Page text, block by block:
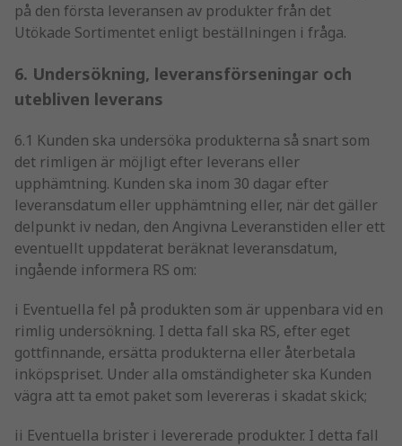
på den första leveransen av produkter från det
Utökade Sortimentet enligt beställningen i fråga.
6. Undersökning, leveransförseningar och
utebliven leverans
6.1 Kunden ska undersöka produkterna så snart som
det rimligen är möjligt efter leverans eller
upphämtning. Kunden ska inom 30 dagar efter
leveransdatum eller upphämtning eller, när det gäller
delpunkt iv nedan, den Angivna Leveranstiden eller ett
eventuellt uppdaterat beräknat leveransdatum,
ingående informera RS om:
i Eventuella fel på produkten som är uppenbara vid en
rimlig undersökning. I detta fall ska RS, efter eget
gottfinnande, ersätta produkterna eller återbetala
inköpspriset. Under alla omständigheter ska Kunden
vägra att ta emot paket som levereras i skadat skick;
ii Eventuella brister i levererade produkter. I detta fall